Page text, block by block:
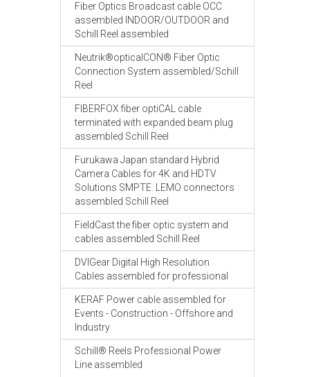
Fiber Optics Broadcast cable OCC
assembled INDOOR/OUTDOOR and
Schill Reel assembled
Neutrik®opticalCON® Fiber Optic
Connection System assembled/Schill
Reel
FIBERFOX fiber optiCAL cable
terminated with expanded beam plug
assembled Schill Reel
Furukawa Japan standard Hybrid
Camera Cables for 4K and HDTV
Solutions SMPTE. LEMO connectors
assembled Schill Reel
FieldCast the fiber optic system and
cables assembled Schill Reel
DVIGear Digital High Resolution
Cables assembled for professional
KERAF Power cable assembled for
Events - Construction - Offshore and
Industry
Schill® Reels Professional Power
Line assembled